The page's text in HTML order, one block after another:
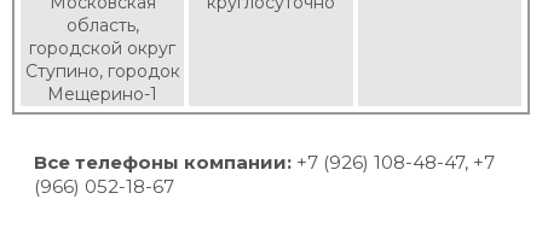
область,
городской округ
Ступино, городок
Мещерино-1
Все телефоны компании: +7 (926) 108-48-47, +7
(966) 052-18-67